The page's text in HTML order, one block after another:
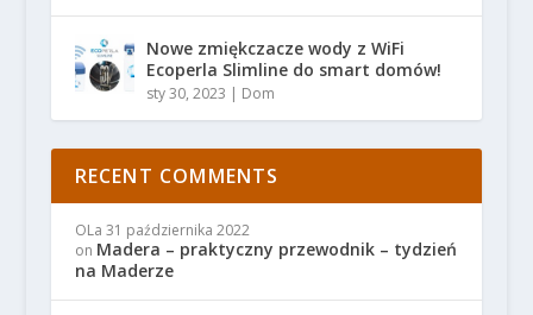
Nowe zmiękczacze wody z WiFi
Ecoperla Slimline do smart domów!
sty 30, 2023 | Dom
RECENT COMMENTS
OLa 31 października 2022
on Madera – praktyczny przewodnik – tydzień
na Maderze